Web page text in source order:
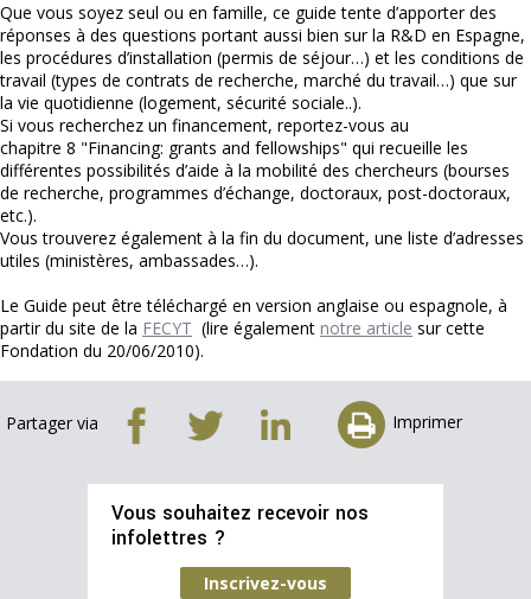
Que vous soyez seul ou en famille, ce guide tente d’apporter des
réponses à des questions portant aussi bien sur la R&D en Espagne,
les procédures d’installation (permis de séjour…) et les conditions de
travail (types de contrats de recherche, marché du travail…) que sur
la vie quotidienne (logement, sécurité sociale..).
Si vous recherchez un financement, reportez-vous au
chapitre 8 "Financing: grants and fellowships" qui recueille les
différentes possibilités d’aide à la mobilité des chercheurs (bourses
de recherche, programmes d’échange, doctoraux, post-doctoraux,
etc.).
Vous trouverez également à la fin du document, une liste d’adresses
utiles (ministères, ambassades…).
Le Guide peut être téléchargé en version anglaise ou espagnole, à
partir du site de la FECYT (lire également notre article sur cette
Fondation du 20/06/2010).
Partager via Imprimer
Vous souhaitez recevoir nos
infolettres ?
Inscrivez-vous